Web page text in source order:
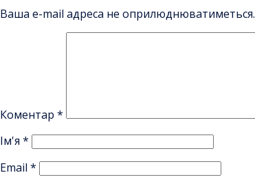
Ваша e-mail адреса не оприлюднюватиметься.
Коментар *
Ім'я *
Email *